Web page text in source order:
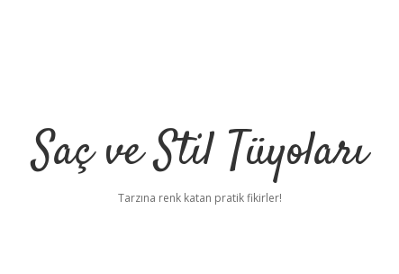
Saç ve Stil Tüyoları
Tarzına renk katan pratik fikirler!